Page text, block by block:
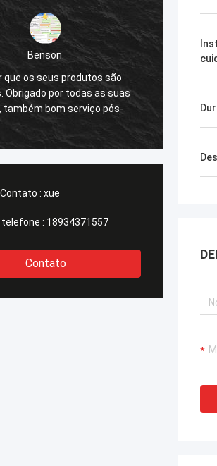
Benson.
que os seus produtos são
Obrigado por todas as suas
também bom serviço pós-
: xue
telefone : 18934371557
Contato